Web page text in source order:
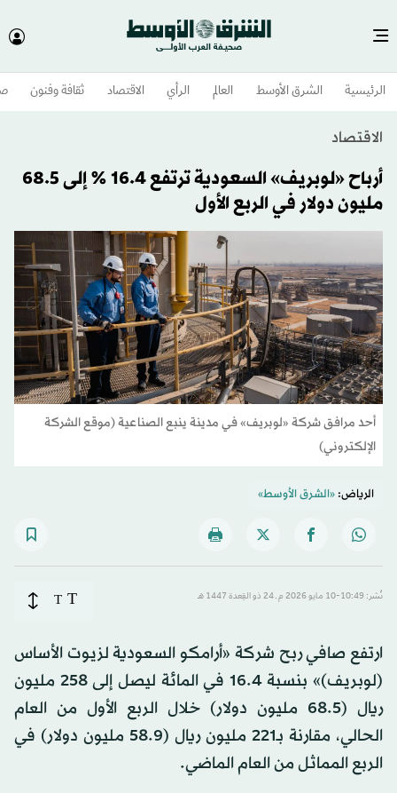
الرئيسية الشرق الأوسط​ العالم الرأي الاقتصاد ثقافة وفنون
الاقتصاد
أرباح «لوبريف» السعودية ترتفع 16.4 % إلى 68.5
مليون دولار في الربع الأول
أحد مرافق شركة «لوبريف» في مدينة ينبع الصناعية (موقع الشركة
الإلكتروني)
الرياض:«الشرق الأوسط»
نُشر: 10:49-10 مايو 2026 م ـ 24 ذو القِعدة 1447 هـ T
T
ارتفع صافي ربح شركة «أرامكو السعودية لزيوت الأساس
(لوبريف)» بنسبة 16.4 في المائة ليصل إلى 258 مليون
ريال (68.5 مليون دولار) خلال الربع الأول من العام
الحالي، مقارنة بـ221 مليون ريال (58.9 مليون دولار) في
الربع المماثل من العام الماضي.